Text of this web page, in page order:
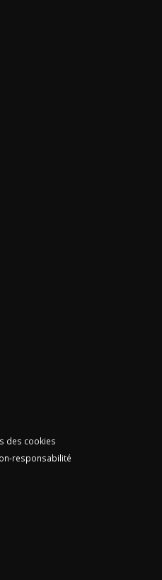
des cookies
responsabilité